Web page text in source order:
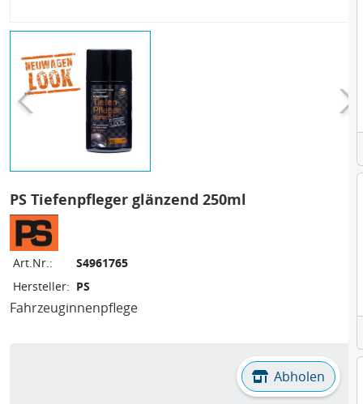
PS Tiefenpfleger glänzend 250ml
Art.Nr.:
S4961765
Hersteller: PS
Fahrzeuginnenpflege
Abholen